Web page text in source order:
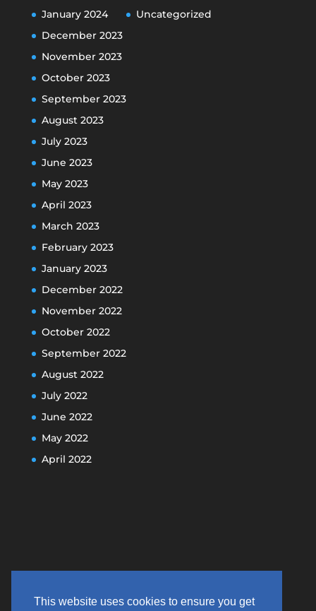
This website uses cookies to ensure you get
January 2024
December 2023
November 2023
October 2023
September 2023
August 2023
July 2023
June 2023
May 2023
April 2023
March 2023
February 2023
January 2023
December 2022
November 2022
October 2022
September 2022
August 2022
July 2022
June 2022
May 2022
April 2022
Uncategorized